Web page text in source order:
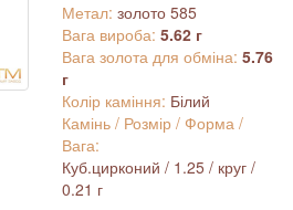
Метал: золото 585
Вага вироба: 5.62 г
Вага золота для обміна: 5.76
г
Колір каміння: Білий
Камінь / Розмір / Форма /
Вага:
Куб.цирконий / 1.25 / круг /
0.21 г